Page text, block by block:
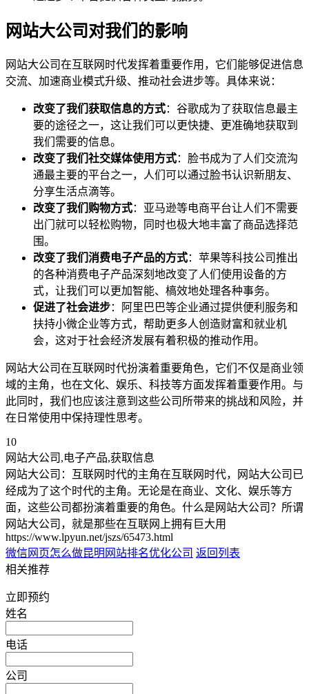
网站大公司对我们的影响
网站大公司在互联网时代发挥着重要作用，它们能够促进信息
交流、加速商业模式升级、推动社会进步等。具体来说：
改变了我们获取信息的方式：谷歌成为了获取信息最主
要的途径之一，这让我们可以更快捷、更准确地获取到
我们需要的信息。
改变了我们社交媒体使用方式：脸书成为了人们交流沟
通最主要的平台之一，人们可以通过脸书认识新朋友、
分享生活点滴等。
改变了我们购物方式：亚马逊等电商平台让人们不需要
出门就可以轻松购物，同时也极大地丰富了商品选择范
围。
改变了我们消费电子产品的方式：苹果等科技公司推出
的各种消费电子产品深刻地改变了人们使用设备的方
式，让我们可以更加智能、槁效地处理各种事务。
促进了社会进步：阿里巴巴等企业通过提供便利服务和
扶持小微企业等方式，帮助更多人创造财富和就业机
会，这对于社会经济发展有着积极的推动作用。
网站大公司在互联网时代扮演着重要角色，它们不仅是商业领
域的主角，也在文化、娱乐、科技等方面发挥着重要作用。与
此同时，我们也应该注意到这些公司所带来的挑战和风险，并
在日常使用中保持理性思考。
10
网站大公司,电子产品,获取信息
网站大公司：互联网时代的主角在互联网时代，网站大公司已
经成为了这个时代的主角。无论是在商业、文化、娱乐等方
面，这些公司都扮演着重要的角色。什么是网站大公司？所谓
网站大公司，就是那些在互联网上拥有巨大用
https://www.lpyun.net/jszs/65473.html
微信网页怎么做昆明网站排名优化公司 返回列表
相关推荐
立即预约
姓名
电话
公司